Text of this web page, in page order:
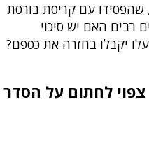
עם קריסת בורסת
רבים האם יש סיכוי
יקבלו בחזרה את כספם?
ארה"ב: מייסד בורסת FTX צפוי לחתום על הסדר